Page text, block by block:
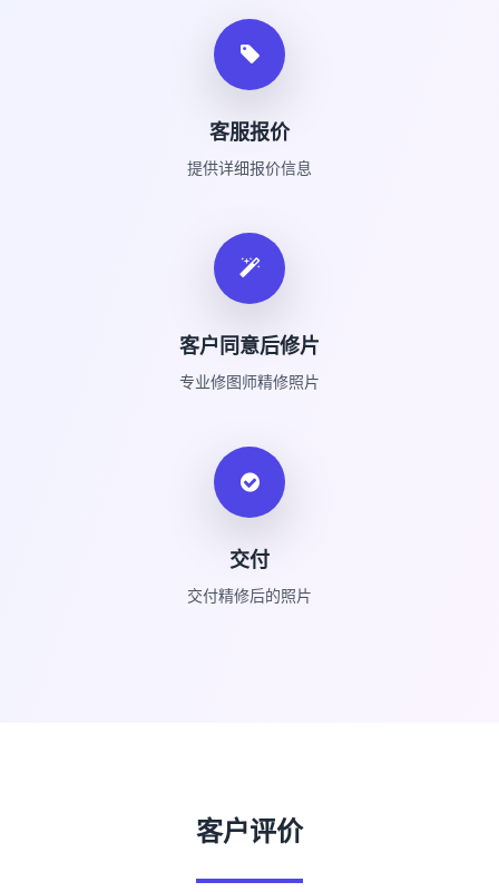
客服报价
提供详细报价信息
客户同意后修片
专业修图师精修照片
交付
交付精修后的照片
客户评价